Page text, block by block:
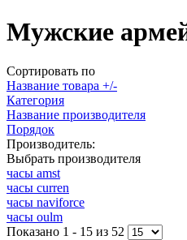
Мужские
Сортировать по
Название товара +/-
Категория
Название производителя
Порядок
Производитель:
Выбрать производителя
часы amst
часы curren
часы naviforce
часы oulm
Показано 1 - 15 из 52